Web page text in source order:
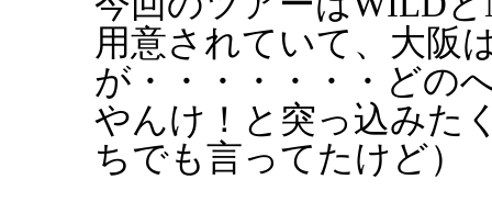
用意されていて、大阪
が・・・・・・・どの
やんけ！と突っ込みた
ちでも言ってたけど）